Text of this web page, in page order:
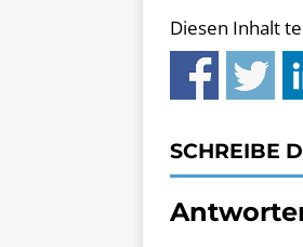
Diesen Inhalt
SCHREIBE